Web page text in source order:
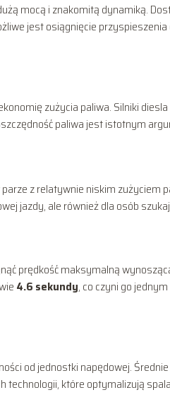
mocą i znakomitą dynamiką.
jest osiągnięcie
zużycia paliwa. Silniki
paliwa jest istotnym
z relatywnie niskim zużyciem
jazdy, ale również dla osób
prędkość maksymalną
4.6 sekundy, co czyni go
od jednostki napędowej.
technologii, które optymalizują